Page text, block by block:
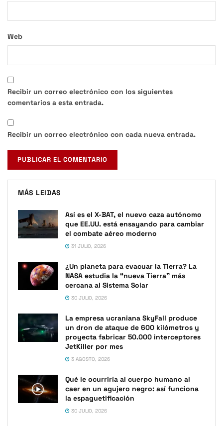
Web
Recibir un correo electrónico con los siguientes
comentarios a esta entrada.
Recibir un correo electrónico con cada nueva entrada.
MÁS LEIDAS
Así es el X-BAT, el nuevo caza autónomo
que EE.UU. está ensayando para cambiar
el combate aéreo moderno
31 JULIO, 2026
¿Un planeta para evacuar la Tierra? La
NASA estudia la “nueva Tierra” más
cercana al Sistema Solar
30 JULIO, 2026
La empresa ucraniana SkyFall produce
un dron de ataque de 600 kilómetros y
proyecta fabricar 50.000 interceptores
JetKiller por mes
3 AGOSTO, 2026
Qué le ocurriría al cuerpo humano al
caer en un agujero negro: así funciona
la espaguetificación
30 JULIO, 2026